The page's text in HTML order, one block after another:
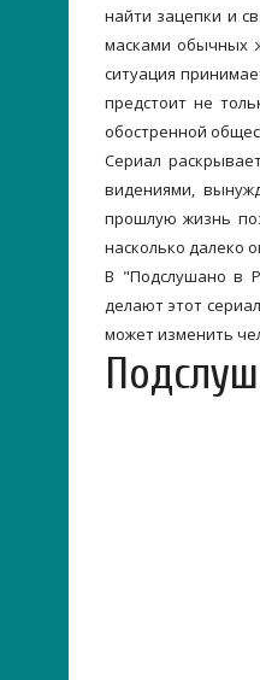
найти зацепки и
масками обычных
ситуация
предстоит не
обостренной
Сериал
видениями,
прошлую жизнь
насколько далеко
В "Подслушано в
делают этот
может изменить